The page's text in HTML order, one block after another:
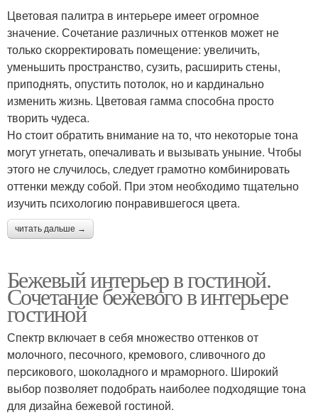
Цветовая палитра в интерьере имеет огромное
значение. Сочетание различных оттенков может не
только скорректировать помещение: увеличить,
уменьшить пространство, сузить, расширить стены,
приподнять, опустить потолок, но и кардинально
изменить жизнь. Цветовая гамма способна просто
творить чудеса.
Но стоит обратить внимание на то, что некоторые тона
могут угнетать, опечаливать и вызывать уныние. Чтобы
этого не случилось, следует грамотно комбинировать
оттенки между собой. При этом необходимо тщательно
изучить психологию понравившегося цвета.
читать дальше →
Бежевый интерьер в гостиной.
Сочетание бежевого в интерьере
гостиной
Спектр включает в себя множество оттенков от
молочного, песочного, кремового, сливочного до
персикового, шоколадного и мраморного. Широкий
выбор позволяет подобрать наиболее подходящие тона
для дизайна бежевой гостиной.